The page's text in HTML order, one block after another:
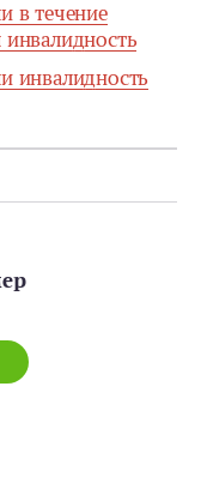
в течение
инвалидность